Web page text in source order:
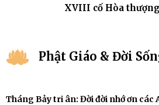
XVIII cố Hòa
Phật Giáo & Đời
Tháng Bảy tri ân: Đời đời nhớ ơn các